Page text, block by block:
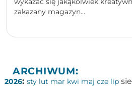
zakazany magazyn...
ARCHIWUM:
2026: sty lut mar kwi maj cze lip sie